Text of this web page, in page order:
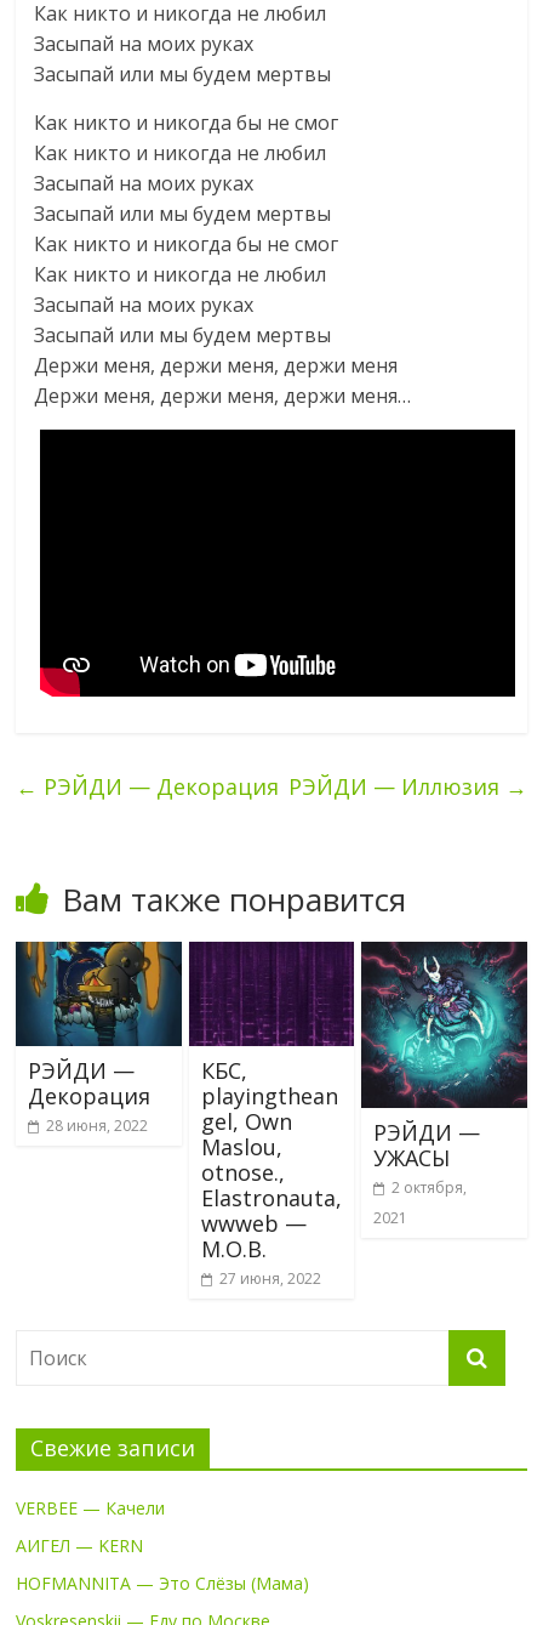
Как никто и никогда не любил
Засыпай на моих руках
Засыпай или мы будем мертвы
Как никто и никогда бы не смог
Как никто и никогда не любил
Засыпай на моих руках
Засыпай или мы будем мертвы
Как никто и никогда бы не смог
Как никто и никогда не любил
Засыпай на моих руках
Засыпай или мы будем мертвы
Держи меня, держи меня, держи меня
Держи меня, держи меня, держи меня…
← РЭЙДИ — Декорация РЭЙДИ — Иллюзия →
Вам также понравится
РЭЙДИ —
Декорация
28 июня, 2022
КБС,
playingthean
gel, Own
Maslou,
otnose.,
Elastronauta,
wwweb —
M.O.B.
27 июня, 2022
РЭЙДИ —
УЖАСЫ
2 октября,
2021
Свежие записи
VERBEE — Качели
АИГЕЛ — KERN
HOFMANNITA — Это Слёзы (Мама)